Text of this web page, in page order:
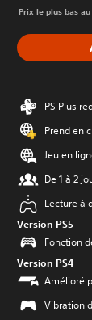
Prix le plus bas
PS Plus
Prend en
Jeu en
De 1 à 2
Lecture à
Version PS5
Fonction
Version PS4
Amélioré
Vibration